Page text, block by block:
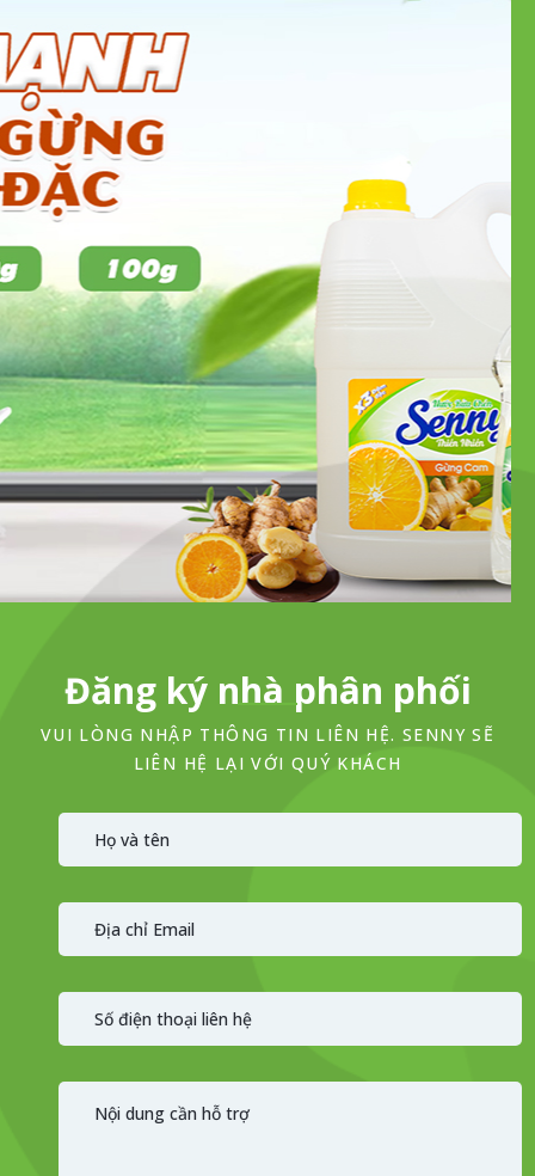
Đăng ký nhà phân phối
VUI LÒNG NHẬP THÔNG TIN LIÊN HỆ. SENNY SẼ
LIÊN HỆ LẠI VỚI QUÝ KHÁCH